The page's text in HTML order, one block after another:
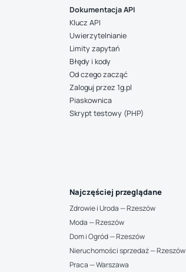
Dokumentacja API
Klucz API
Uwierzytelnianie
Limity zapytań
Błędy i kody
Od czego zacząć
Zaloguj przez 1g.pl
Piaskownica
Skrypt testowy (PHP)
Najczęściej przeglądane
Zdrowie i Uroda — Rzeszów
Moda — Rzeszów
Dom i Ogród — Rzeszów
Nieruchomości sprzedaż — Rzeszów
Praca — Warszawa